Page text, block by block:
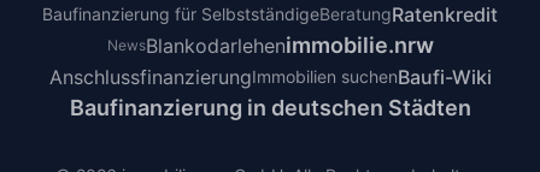
Baufinanzierung für SelbstständigeBeratungRatenkredit
NewsBlankodarlehenimmobilie.nrw
AnschlussfinanzierungImmobilien suchenBaufi-Wiki
Baufinanzierung in deutschen Städten